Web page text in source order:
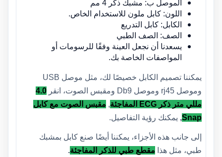
الموصل ب: مشبك ذكر 4 مم
اللون: كابل ملون للاستخدام الخاص.
الكابل: كابل التدريع
الصف: الصف الطبي
يسعدنا أن نجعل العينة وفقًا للرسومات أو
المواصفات الخاصة بك.
يمكننا تصميم الكابل خصيصًا لك، مثل موصل USB
وموصل rj45 وموصل Db9 ومقبس الصوت، انقر
4.0
مللي متر ذكر ECG المفاجئة
, مقبس الصوت مع كابل
Snap
, يمكنك رؤية التفاصيل.
إلى جانب هذه الأجزاء، يمكننا أيضًا صنع كابل بمشبك
طبي، مثل هذا مقطع طبي للذكر المفاجئة.